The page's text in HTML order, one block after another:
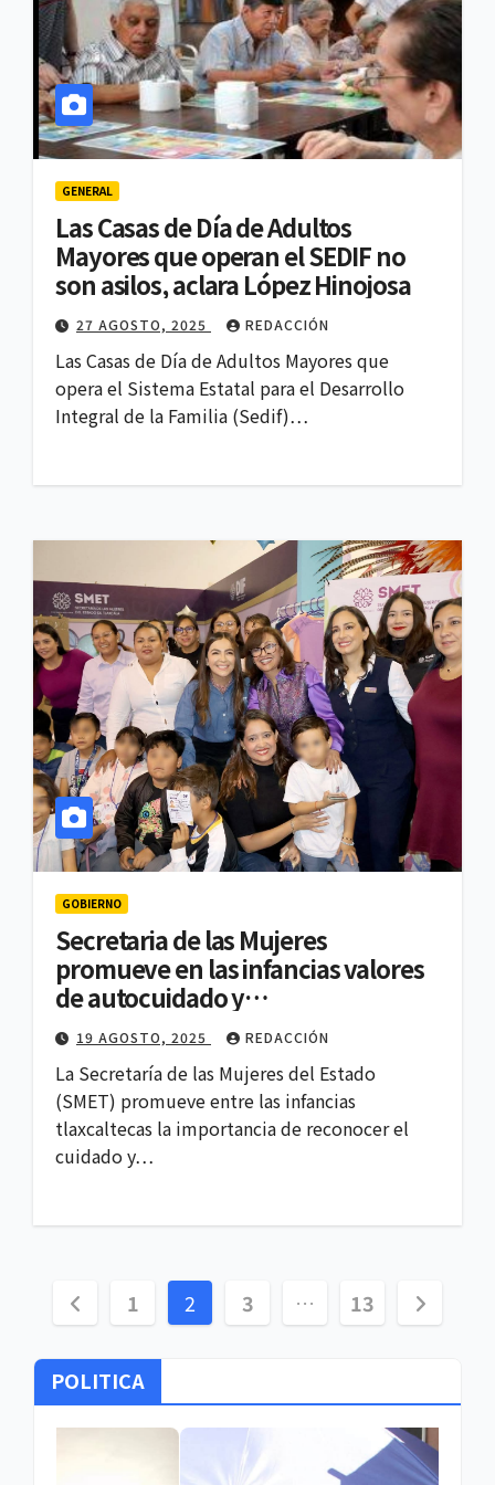
GENERAL
Las Casas de Día de Adultos
Mayores que operan el SEDIF no
son asilos, aclara López Hinojosa
27 AGOSTO, 2025 REDACCIÓN
Las Casas de Día de Adultos Mayores que
opera el Sistema Estatal para el Desarrollo
Integral de la Familia (Sedif)…
GOBIERNO
Secretaria de las Mujeres
promueve en las infancias valores
de autocuidado y
corresponsabilidad
19 AGOSTO, 2025 REDACCIÓN
La Secretaría de las Mujeres del Estado
(SMET) promueve entre las infancias
tlaxcaltecas la importancia de reconocer el
cuidado y…
Paginación
de
entradas
1 2 3 … 13
POLITICA